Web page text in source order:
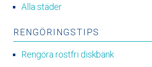
Alla städer
RENGÖRINGSTIPS
Rengöra rostfri diskbänk